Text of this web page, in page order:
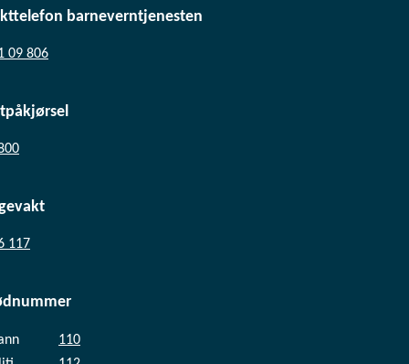
barneverntjenesten
09 806
117
110